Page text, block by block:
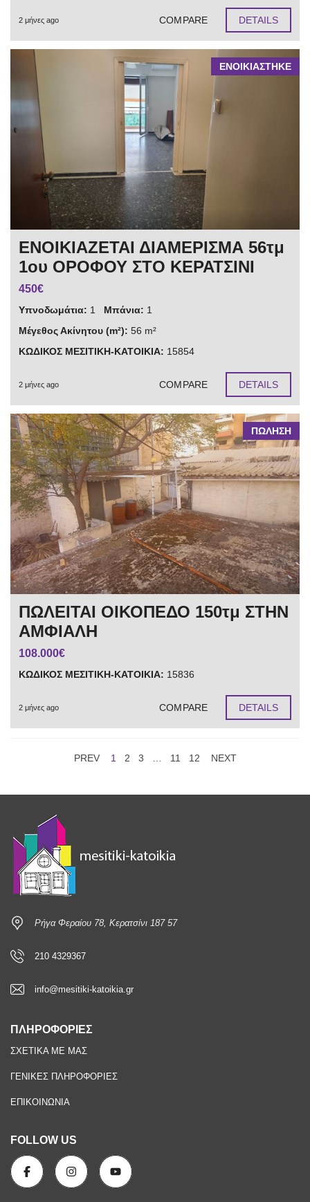
2 μήνες ago COMPARE DETAILS
ΕΝΟΙΚΙΑΣΤΗΚΕ
ΕΝΟΙΚΙΑΖΕΤΑΙ ΔΙΑΜΕΡΙΣΜΑ 56τμ
1ου ΟΡΟΦΟΥ ΣΤΟ ΚΕΡΑΤΣΙΝΙ
450€
Υπνοδωμάτια: 1 Μπάνια: 1
Μέγεθος Ακίνητου (m²): 56 m²
ΚΩΔΙΚΟΣ ΜΕΣΙΤΙΚΗ-ΚΑΤΟΙΚΙΑ: 15854
2 μήνες ago COMPARE DETAILS
ΠΩΛΗΣΗ
ΠΩΛΕΙΤΑΙ ΟΙΚΟΠΕΔΟ 150τμ ΣΤΗΝ
ΑΜΦΙΑΛΗ
108.000€
ΚΩΔΙΚΟΣ ΜΕΣΙΤΙΚΗ-ΚΑΤΟΙΚΙΑ: 15836
2 μήνες ago COMPARE DETAILS
PREV 1 2 3 11 12 NEXT
Ρήγα Φεραίου 78, Κερατσίνι 187 57
210 4329367
info@mesitiki-katoikia.gr
ΠΛΗΡΟΦΟΡΙΕΣ
ΣΧΕΤΙΚΑ ΜΕ ΜΑΣ
ΓΕΝΙΚΕΣ ΠΛΗΡΟΦΟΡΙΕΣ
ΕΠΙΚΟΙΝΩΝΙΑ
FOLLOW US